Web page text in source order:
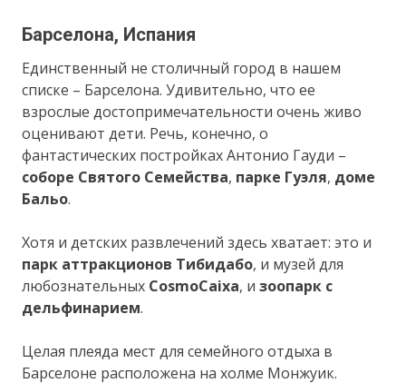
Барселона, Испания
Единственный не столичный город в нашем
списке – Барселона. Удивительно, что ее
взрослые достопримечательности очень живо
оценивают дети. Речь, конечно, о
фантастических постройках Антонио Гауди –
соборе Святого Семейства, парке Гуэля, доме
Бальо.
Хотя и детских развлечений здесь хватает: это и
парк аттракционов Тибидабо, и музей для
любознательных CosmoCaixa, изоопарк с
дельфинарием.
Целая плеяда мест для семейного отдыха в
Барселоне расположена на холме Монжуик.